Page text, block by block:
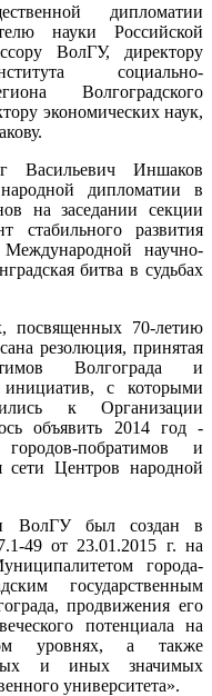
дипломатии
науки Российской
ВолГУ, директору
социально-
Волгоградского
экономических наук,
Васильевич Иншаков
дипломатии в
на заседании секции
стабильного развития
научно-
битва в судьбах
посвященных 70-летию
резолюция, принятая
Волгограда и
с которыми
к Организации
объявить 2014 год -
побратимов и
сети Центров народной
ВолГУ был создан в
49 от 23.01.2015 г. на
города-
государственным
продвижения его
потенциала на
уровнях, а также
и иных значимых
университета».